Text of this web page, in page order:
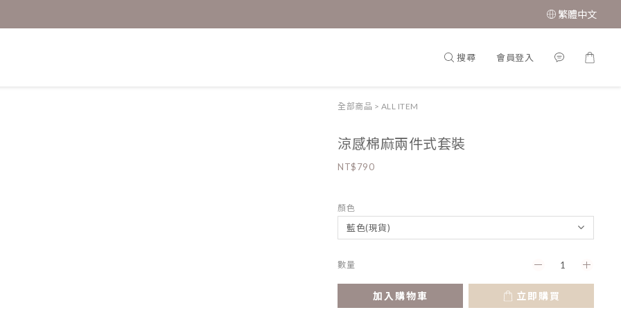
繁體中文
搜尋 會員登入
全部商品 > ALL ITEM
涼感棉麻兩件式套裝
NT$790
顏色
數量
加入購物車 立即購買